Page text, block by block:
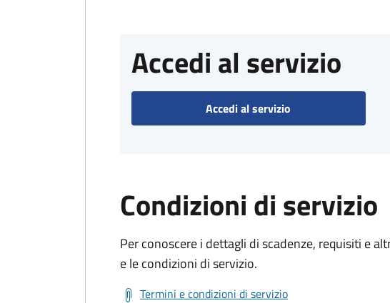
Accedi al servizio
Accedi al servizio
Condizioni di servizio
Per conoscere i dettagli di scadenze, requisiti e
e le condizioni di servizio.
Termini e condizioni di servizio